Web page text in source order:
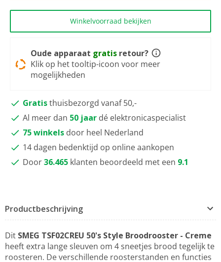
Winkelvoorraad bekijken
Oude apparaat gratis retour?
Klik op het tooltip-icoon voor meer
mogelijkheden
Gratisthuisbezorgd vanaf 50,-
Al meer dan 50 jaar dé elektronicaspecialist
75 winkels door heel Nederland
14 dagen bedenktijd op online aankopen
Door36.465 klanten beoordeeld met een 9.1
Productbeschrijving
Dit SMEG TSF02CREU 50's Style Broodrooster - Creme
heeft extra lange sleuven om 4 sneetjes brood tegelijk te
roosteren. De verschillende roosterstanden en functies